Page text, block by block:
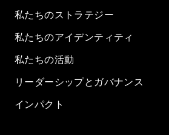
私たちのストラテジー
私たちのアイデンティティ
私たちの活動
リーダーシップとガバナンス
インパクト